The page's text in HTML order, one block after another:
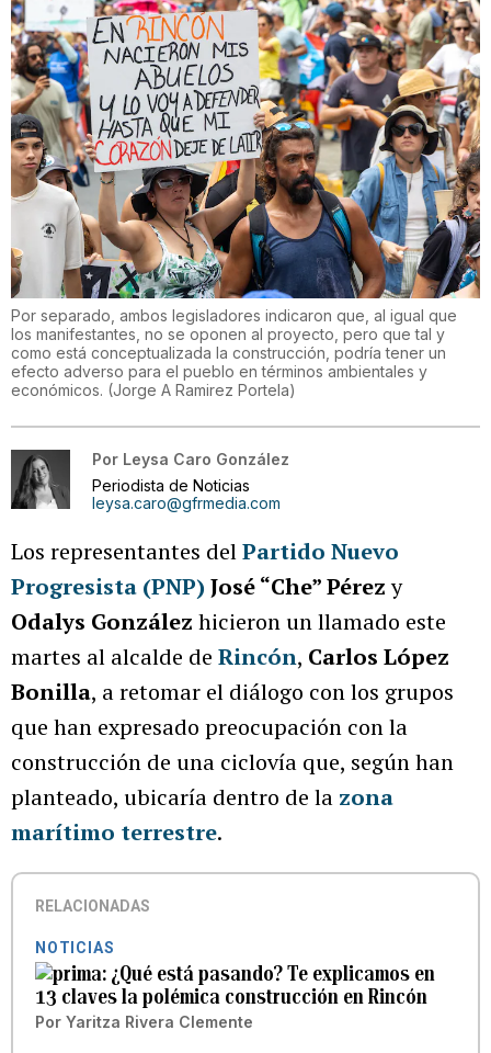
Por separado, ambos legisladores indicaron que, al igual que
los manifestantes, no se oponen al proyecto, pero que tal y
como está conceptualizada la construcción, podría tener un
efecto adverso para el pueblo en términos ambientales y
económicos. (Jorge A Ramirez Portela)
Por Leysa Caro González
Periodista de Noticias
leysa.caro@gfrmedia.com
Los representantes delPartido Nuevo
Progresista (PNP) José “Che” Pérezy
Odalys González hicieron un llamado este
martes al alcalde de Rincón, Carlos López
Bonilla, a retomar el diálogo con los grupos
que han expresado preocupación con la
construcción de una ciclovía que, según han
planteado, ubicaría dentro de la zona
marítimo terrestre.
RELACIONADAS
NOTICIAS
¿Qué está pasando? Te explicamos en
13 claves la polémica construcción en Rincón
Por Yaritza Rivera Clemente